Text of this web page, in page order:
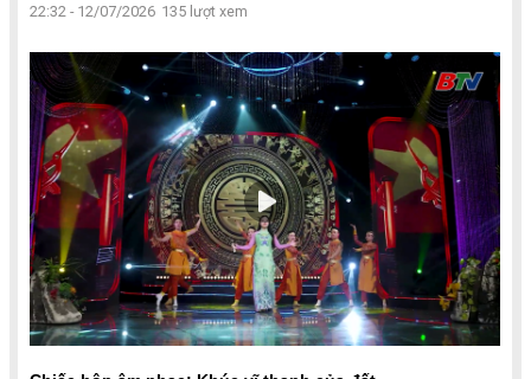
22:32 - 12/07/2026 135 lượt xem